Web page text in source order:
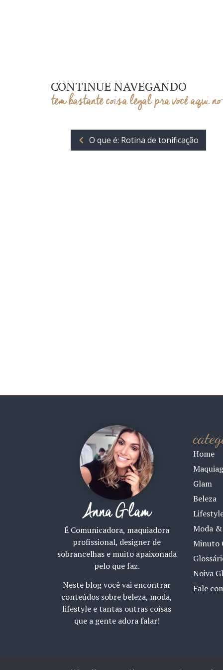
CONTINUE NAVEGANDO
tem bastante coisa legal pra você aqui
O que é: Rotina de tonificação
Anna Glam
É Comunicadora, maquiadora
profissional, designer de
sobrancelhas e muito apaixonada
pelo que faz.
Neste blog você vai encontrar
conteúdos sobre beleza, moda,
lifestyle e tantas outras coisas
que a gente adora falar!
Home
Glam
Beleza
Moda
Minuto
Noiva
Fale